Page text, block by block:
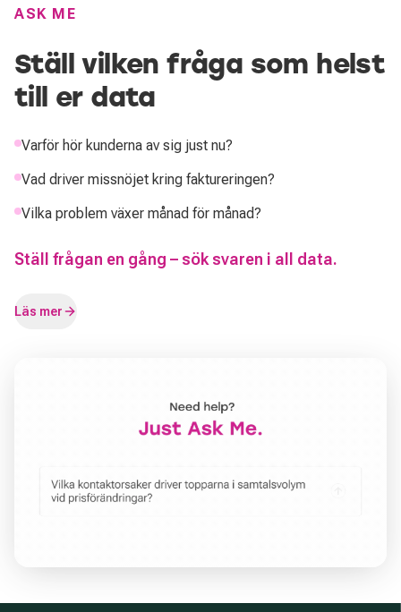
ASK ME
Ställ vilken fråga som helst
till er data
Varför hör kunderna av sig just nu?
Vad driver missnöjet kring faktureringen?
Vilka problem växer månad för månad?
Ställ frågan en gång – sök svaren i all data.
Läs mer